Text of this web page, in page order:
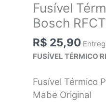
Fusível
Bosch
R$ 25,90
FUSÍVEL TÉRMICO
Fusível Térmico
Mabe Original